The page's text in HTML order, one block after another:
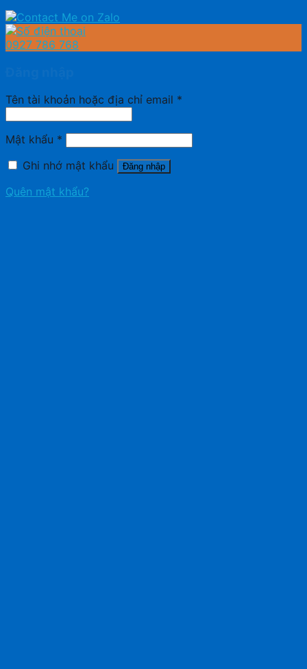
0927 786 768
Tên tài khoản hoặc địa chỉ email *
Mật khẩu *
Ghi nhớ mật khẩu
Đăng nhập
Quên mật khẩu?